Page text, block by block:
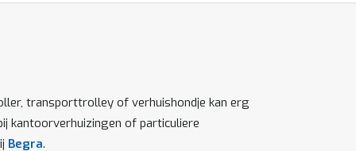
transporttrolley of verhuishondje kan erg
kantoorverhuizingen of particuliere
Begra.